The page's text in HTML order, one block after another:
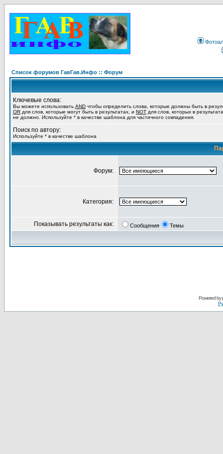
Список форумов ГавГав.Инфо :: Форум
Ключевые слова:
Вы можете использовать AND чтобы определить слова, которые должны быть в
OR для слов, которые могут быть в результатах, и NOT для слов, которых в
не должно. Используйте * в качестве шаблона для частичного совпадения.
Поиск по автору:
Используйте * в качестве шаблона
Форум:
Категория:
Показывать результаты как: Сообщения Темы
Powered by